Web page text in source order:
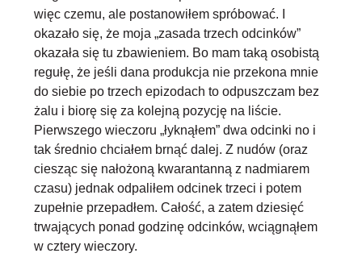
więc czemu, ale postanowiłem spróbować. I
okazało się, że moja „zasada trzech odcinków”
okazała się tu zbawieniem. Bo mam taką osobistą
regułę, że jeśli dana produkcja nie przekona mnie
do siebie po trzech epizodach to odpuszczam bez
żalu i biorę się za kolejną pozycję na liście.
Pierwszego wieczoru „łyknąłem” dwa odcinki no i
tak średnio chciałem brnąć dalej. Z nudów (oraz
ciesząc się nałożoną kwarantanną z nadmiarem
czasu) jednak odpaliłem odcinek trzeci i potem
zupełnie przepadłem. Całość, a zatem dziesięć
trwających ponad godzinę odcinków, wciągnąłem
w cztery wieczory.